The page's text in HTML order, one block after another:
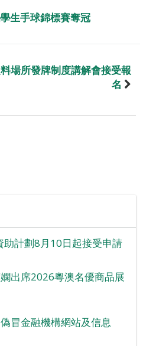
生手球錦標賽奪冠
場所發牌制度講解會接受報
名
計劃8月10日起接受申請
出席2026粵澳名優商品展
冒金融機構網站及信息